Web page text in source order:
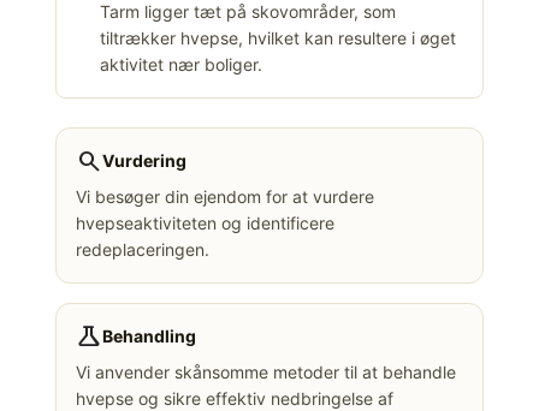
Tarm ligger tæt på skovområder, som
tiltrækker hvepse, hvilket kan resultere i øget
aktivitet nær boliger.
searchVurdering
Vi besøger din ejendom for at vurdere
hvepseaktiviteten og identificere
redeplaceringen.
scienceBehandling
Vi anvender skånsomme metoder til at behandle
hvepse og sikre effektiv nedbringelse af